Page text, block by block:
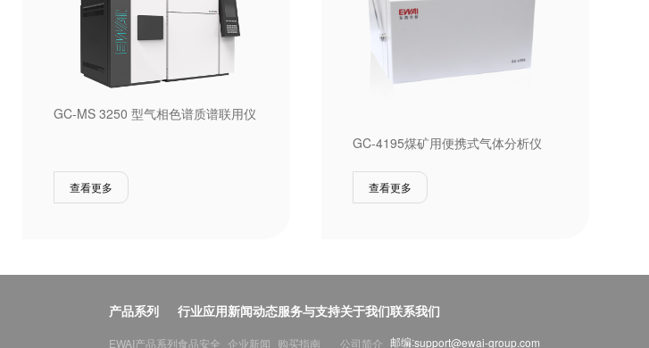
GC-MS 3250 型气相色谱质谱联用仪
查看更多
GC-4195煤矿用便携式气体分析仪
查看更多
产品系列
EWAI产品系列
行业应用
食品安全
新闻动态
企业新闻
服务与支持
购买指南
关于我们
公司简介
联系我们
邮编:support@ewai-group.com